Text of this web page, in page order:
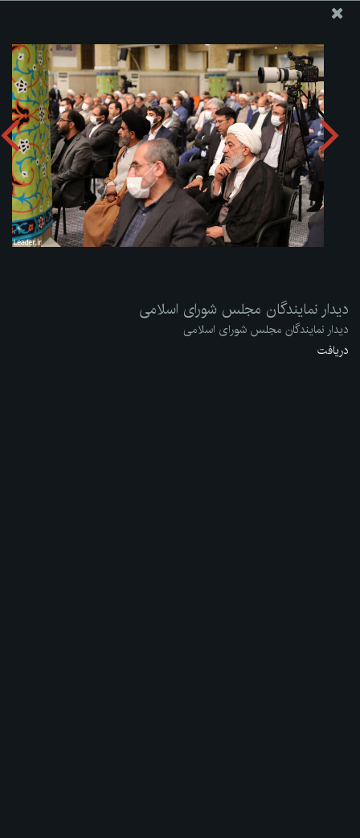
ارسال نامه
وجوهات
دیدار نمایندگان مجلس شورای اسلامی دریافت آلبوم:zip
دیدار نمایندگان مجلس شورای اسلامی
دیدار نمایندگان مجلس شورای اسلامی
دریافت